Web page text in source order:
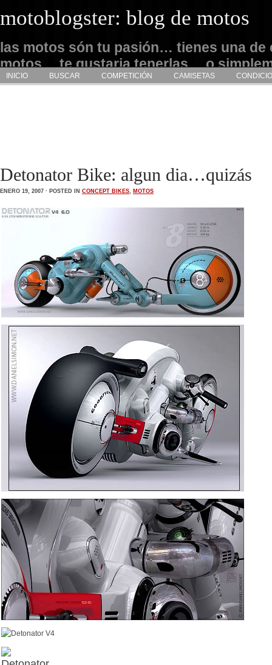
motoblogster: blog de motos
las motos són tu pasión… tienes una de
motos… te gustaria tenerlas… o
admirarlas… este es tu sitio
INICIO BUSCAR COMPETICIÓN CAMISETAS
Detonator Bike: algun dia…quizás
ENERO 19, 2007 · POSTED IN CONCEPT BIKES, MOTOS